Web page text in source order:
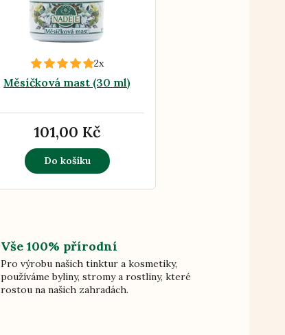
2x
Měsíčková mast (30 ml)
101,00 Kč
Do košíku
Vše 100% přírodní
Pro výrobu našich tinktur a kosmetiky,
používáme byliny, stromy a rostliny, které
rostou na našich zahradách.